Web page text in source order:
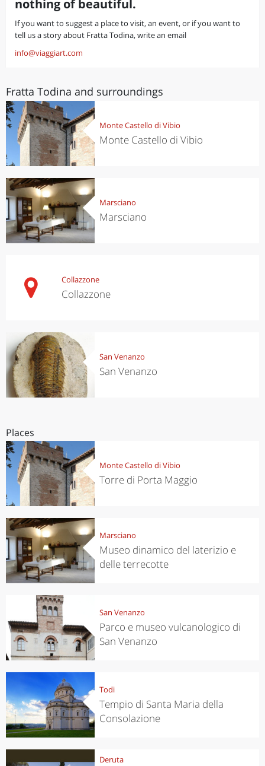
nothing of beautiful.
If you want to suggest a place to visit, an event, or if you want to
tell us a story about Fratta Todina, write an email
info@viaggiart.com
Fratta Todina and surroundings
Monte Castello di Vibio
Monte Castello di Vibio
Marsciano
Marsciano
Collazzone
Collazzone
San Venanzo
San Venanzo
Places
Monte Castello di Vibio
Torre di Porta Maggio
Marsciano
Museo dinamico del laterizio e
delle terrecotte
San Venanzo
Parco e museo vulcanologico di
San Venanzo
Todi
Tempio di Santa Maria della
Consolazione
Deruta